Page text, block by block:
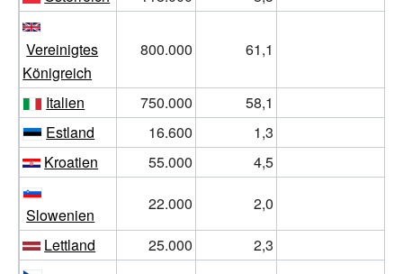
Vereinigtes
Königreich
800.000 61,1
Italien 750.000 58,1
Estland
16.600 1,3
Kroatien
55.000 4,5
Slowenien
22.000 2,0
Lettland
25.000 2,3